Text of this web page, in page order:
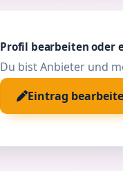
Profil bearbeiten oder
Du bist Anbieter und
Eintrag